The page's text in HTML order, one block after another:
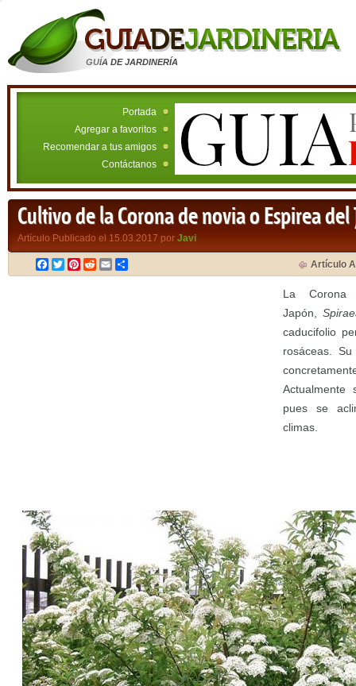
GUÍA DE JARDINERÍA
Portada
Agregar a favoritos
Recomendar a tus amigos
Contáctanos
Cultivo de la Corona de novia o Espirea del
Artículo Publicado el 15.03.2017 por Javi
Facebook
TwitterPinterest
RedditEmail Artículo
La
Japón,
caducifolio
rosáceas.
pues se
climas.